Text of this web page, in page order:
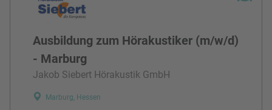
Ausbildung zum Hörakustiker (m/w/d)
- Marburg
Jakob Siebert Hörakustik GmbH
Marburg, Hessen